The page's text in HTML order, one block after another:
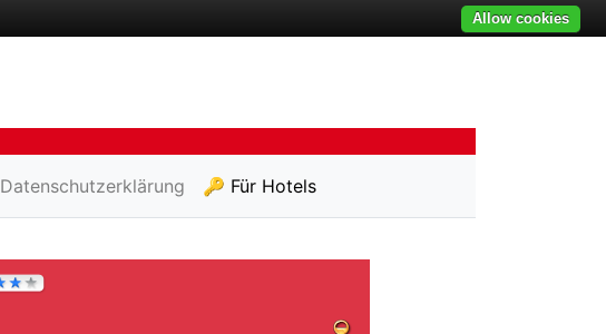
Datenschutzerklärung 🔑 Für Hotels
Allow cookies